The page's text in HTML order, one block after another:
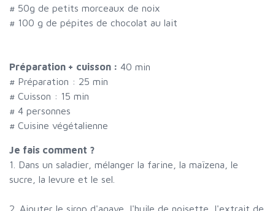
# 50g de petits morceaux de noix
# 100 g de pépites de chocolat au lait
Préparation + cuisson : 40 min
# Préparation : 25 min
# Cuisson : 15 min
# 4 personnes
# Cuisine végétalienne
Je fais comment ?
1. Dans un saladier, mélanger la farine, la maïzena, le
sucre, la levure et le sel.
2. Ajouter le sirop d'agave, l'huile de noisette, l'extrait de